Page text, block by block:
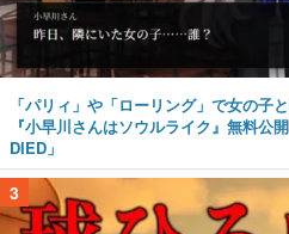
「パリィ」や「ローリング」で女の子
『小早川さんはソウルライク』無料公
DIED」
3